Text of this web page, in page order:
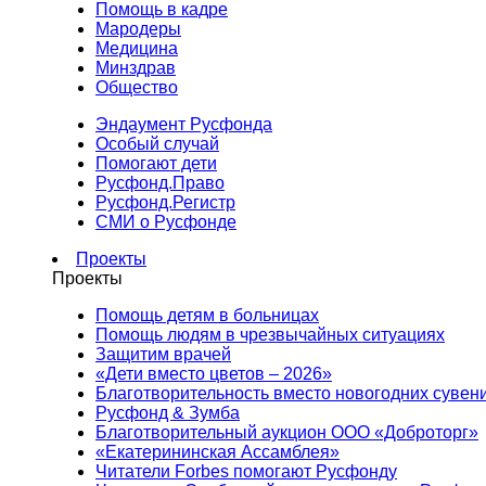
Помощь в кадре
Мародеры
Медицина
Минздрав
Общество
Эндаумент Русфонда
Особый случай
Помогают дети
Русфонд.Право
Русфонд.Регистр
СМИ о Русфонде
Проекты
Проекты
Помощь детям в больницах
Помощь людям в чрезвычайных ситуациях
Защитим врачей
«Дети вместо цветов – 2026»
Благотворительность вместо новогодних
Русфонд & Зумба
Благотворительный аукцион ООО «Доброторг»
«Екатерининская Ассамблея»
Читатели Forbes помогают Русфонду